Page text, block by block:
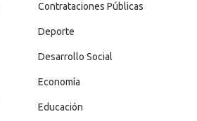
Contrataciones Públicas
Deporte
Desarrollo Social
Economía
Educación